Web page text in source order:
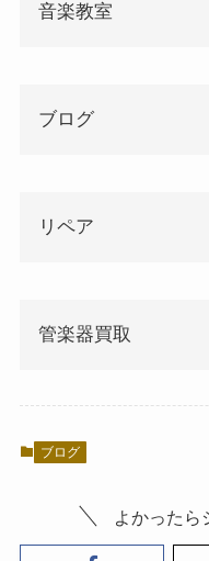
音楽教室
ブログ
リペア
管楽器買取
ブログ
よかったら